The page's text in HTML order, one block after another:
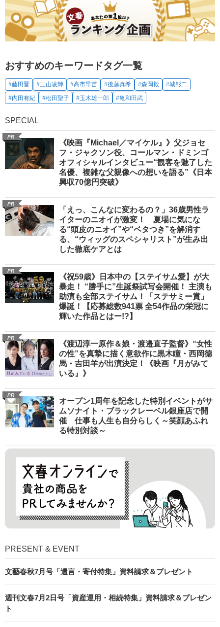
おすすめのキーワードタグ一覧
#藤田晋 #三山凌輝 #高市早苗 #後藤真希 #森岡毅
#城彰二
#内田有紀
#松田聖子 #玉木雄一郎 #亀和田武
SPECIAL
PR
《映画『Michael／マイケル』》父ジョセ
フ・ジャクソン役、コールマン・ドミンゴ
オフィシャルインタビュー“観客を魅了した
名優、複雑な父親像への想いを語る”《日本
興収70億円突破》
PR
「えっ、こんなに変わるの？」36歳男性ラ
イターのニオイが激変！ 夏場に気にな
る“頭皮のニオイ”や“ベタつき”を解消す
る、“ウィッグのスペシャリスト”が生み出
した徹底ケアとは
PR
《祝59歳》日本中の【ステイサム愛】が大
暴走！ “勝手に”生誕祭試写会開催！ 主演も
助演も全部ステイサム！「ステサミー賞」
爆誕！【応募総数941票 全54作品の栄冠に
輝いた作品とはー!?】
PR
《渡辺淳一原作＆娘・渡邉直子監督》“女性
の性”を真摯に描く意欲作に黒木瞳・西岡德
馬・吉田羊が出演決定！《映画『月がみて
いる』》
PR
オープン1周年を記念した特別イベントがサ
ムソナイト・ブラックレーベル銀座店で開
催 仕事も人生も自分らしく～笑顔あふれ
る特別対談～
PRESENT & EVENT
文藝春秋7月号「遺言・寄付特集」資料請求＆プレゼント
週刊文春7月2日号「資産運用・相続特集」資料請求＆プレゼン
ト